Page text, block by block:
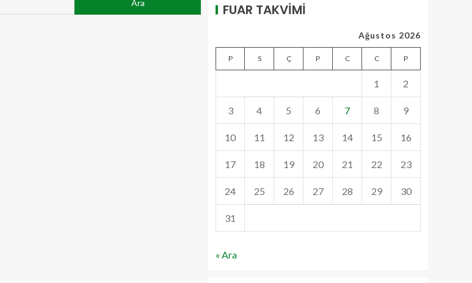
FUAR TAKVİMİ
Ağustos 2026
P S Ç P C C P
1 2
3 4 5 6 7 8 9
10 11 12 13 14 15 16
17 18 19 20 21 22 23
24 25 26 27 28 29 30
31
« Ara